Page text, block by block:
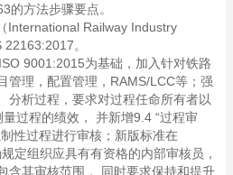
的方法步骤要点。
International Railway Industry
。
9001:2015为基础，加入针对铁路
管理，配置管理，RAMS/LCC等；强
分析过程，要求对过程任命所有者以
过程的绩效， 并新增9.4 “过程审
性过程进行审核；新版标准在
定组织应具有有资格的内部审核员，
含其审核范围， 同时要求保持和提升